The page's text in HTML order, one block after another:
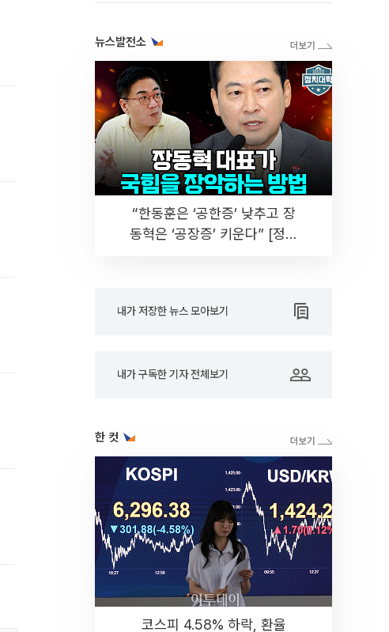
뉴스발전소
“한동훈은 ‘공한증’ 낮추고 장
동혁은 ‘공장증’ 키운다” [정치
내가 저장한 뉴스 모아보기
내가 구독한 기자 전체보기
한 컷
코스피 4.58% 하락, 환율